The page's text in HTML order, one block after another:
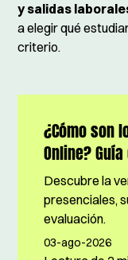
y salidas
a elegir qué
criterio.
¿Cómo son
Online?
Descubre la
presenciales,
evaluación.
03-ago-2026